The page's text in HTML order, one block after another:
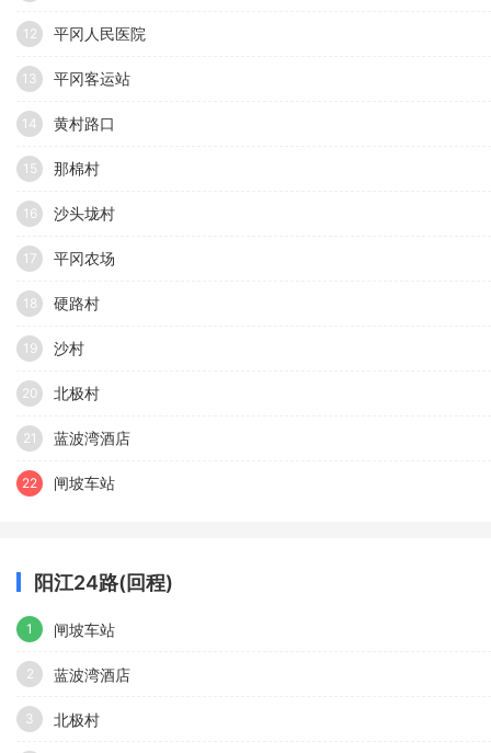
12 平冈人民医院
13 平冈客运站
14 黄村路口
15 那棉村
16 沙头垅村
17 平冈农场
18 硬路村
19 沙村
20 北极村
21 蓝波湾酒店
22 闸坡车站
阳江24路(回程)
1 闸坡车站
2 蓝波湾酒店
3 北极村